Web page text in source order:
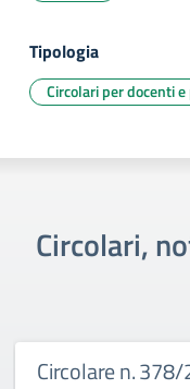
Tipologia
Circolari per docenti e
Circolari,
Circolare n.